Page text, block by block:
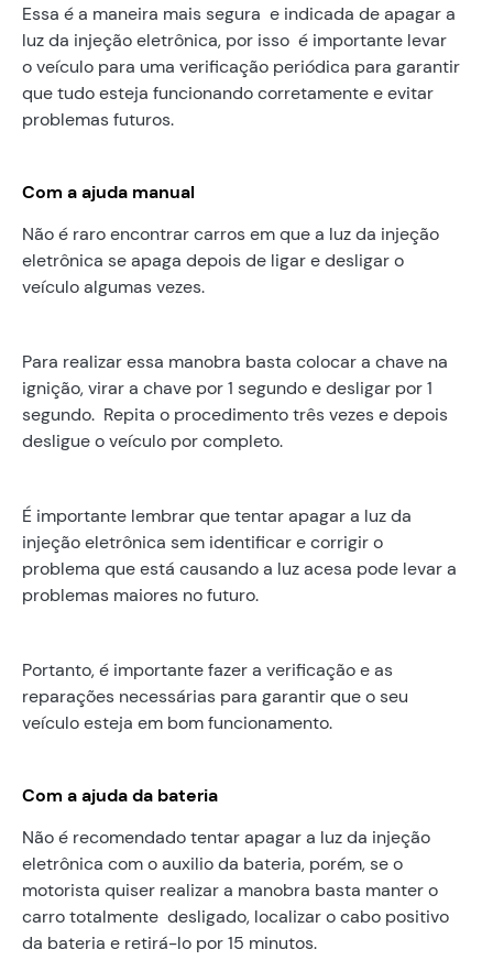
Essa é a maneira mais segura e indicada de apagar a
luz da injeção eletrônica, por isso é importante levar
o veículo para uma verificação periódica para garantir
que tudo esteja funcionando corretamente e evitar
problemas futuros.
Com a ajuda manual
Não é raro encontrar carros em que a luz da injeção
eletrônica se apaga depois de ligar e desligar o
veículo algumas vezes.
Para realizar essa manobra basta colocar a chave na
ignição, virar a chave por 1 segundo e desligar por 1
segundo. Repita o procedimento três vezes e depois
desligue o veículo por completo.
É importante lembrar que tentar apagar a luz da
injeção eletrônica sem identificar e corrigir o
problema que está causando a luz acesa pode levar a
problemas maiores no futuro.
Portanto, é importante fazer a verificação e as
reparações necessárias para garantir que o seu
veículo esteja em bom funcionamento.
Com a ajuda da bateria
Não é recomendado tentar apagar a luz da injeção
eletrônica com o auxilio da bateria, porém, se o
motorista quiser realizar a manobra basta manter o
carro totalmente desligado, localizar o cabo positivo
da bateria e retirá-lo por 15 minutos.